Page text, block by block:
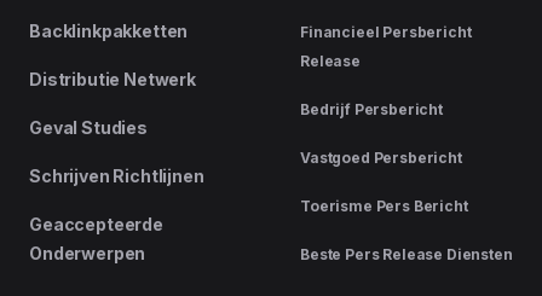
Backlinkpakketten
Distributie Netwerk
Geval Studies
Schrijven Richtlijnen
Geaccepteerde
Onderwerpen
Financieel Persbericht
Release
Bedrijf Persbericht
Vastgoed Persbericht
Toerisme Pers Bericht
Beste Pers Release Diensten